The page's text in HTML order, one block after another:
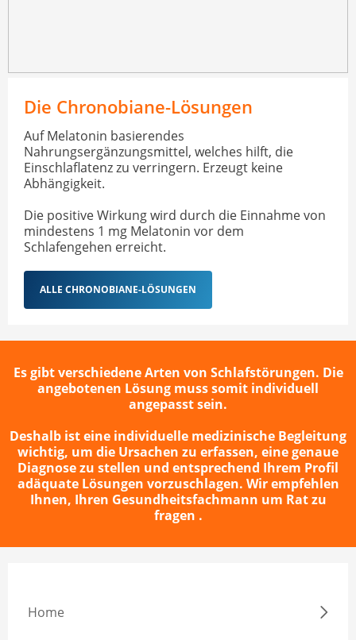
Die Chronobiane-Lösungen
Auf Melatonin basierendes
Nahrungsergänzungsmittel, welches hilft, die
Einschlaflatenz zu verringern. Erzeugt keine
Abhängigkeit.
Die positive Wirkung wird durch die Einnahme von
mindestens 1 mg Melatonin vor dem
Schlafengehen erreicht.
ALLE CHRONOBIANE-LÖSUNGEN
Es gibt verschiedene Arten von Schlafstörungen. Die
angebotenen Lösung muss somit individuell
angepasst sein.
Deshalb ist eine individuelle medizinische Begleitung
wichtig, um die Ursachen zu erfassen, eine genaue
Diagnose zu stellen und entsprechend Ihrem Profil
adäquate Lösungen vorzuschlagen. Wir empfehlen
Ihnen, Ihren Gesundheitsfachmann um Rat zu
fragen .
Home